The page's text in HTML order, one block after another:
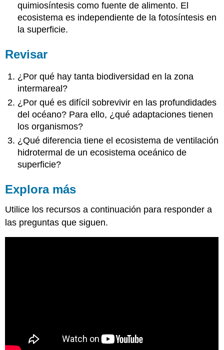
quimiosíntesis como fuente de alimento. El
ecosistema es independiente de la fotosíntesis en
la superficie.
Revisar
¿Por qué hay tanta biodiversidad en la zona
intermareal?
¿Por qué es difícil sobrevivir en las profundidades
del océano? Para ello, ¿qué adaptaciones tienen
los organismos?
¿Qué diferencia tiene el ecosistema de ventilación
hidrotermal de un ecosistema oceánico de
superficie?
Explora más
Utilice los recursos a continuación para responder a
las preguntas que siguen.